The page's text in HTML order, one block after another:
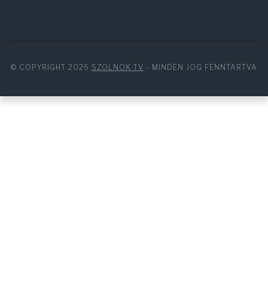
© COPYRIGHT 2026 SZOLNOK TV - MINDEN JOG FENNTARTVA